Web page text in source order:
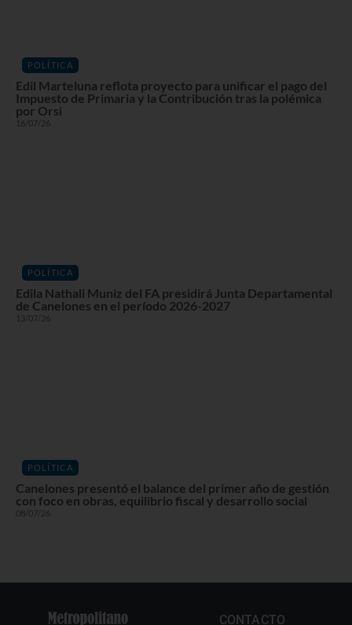
POLÍTICA
Edil Marteluna reflota proyecto para unificar el pago del
Impuesto de Primaria y la Contribución tras la polémica
por Orsi
16/07/26
POLÍTICA
Edila Nathali Muniz del FA presidirá Junta Departamental
de Canelones en el período 2026-2027
13/07/26
POLÍTICA
Canelones presentó el balance del primer año de gestión
con foco en obras, equilibrio fiscal y desarrollo social
08/07/26
CONTACTO